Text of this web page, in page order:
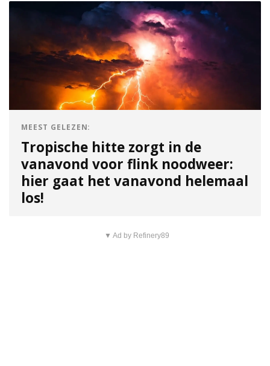
MEEST GELEZEN:
Tropische hitte zorgt in de
vanavond voor flink noodweer:
hier gaat het vanavond helemaal
los!
▼ Ad by Refinery89